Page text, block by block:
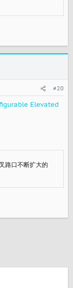
#20
Elevated
路口不断扩大的